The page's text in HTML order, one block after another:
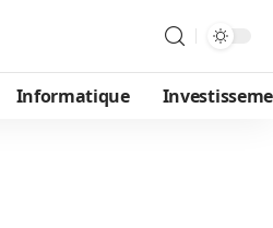
Informatique